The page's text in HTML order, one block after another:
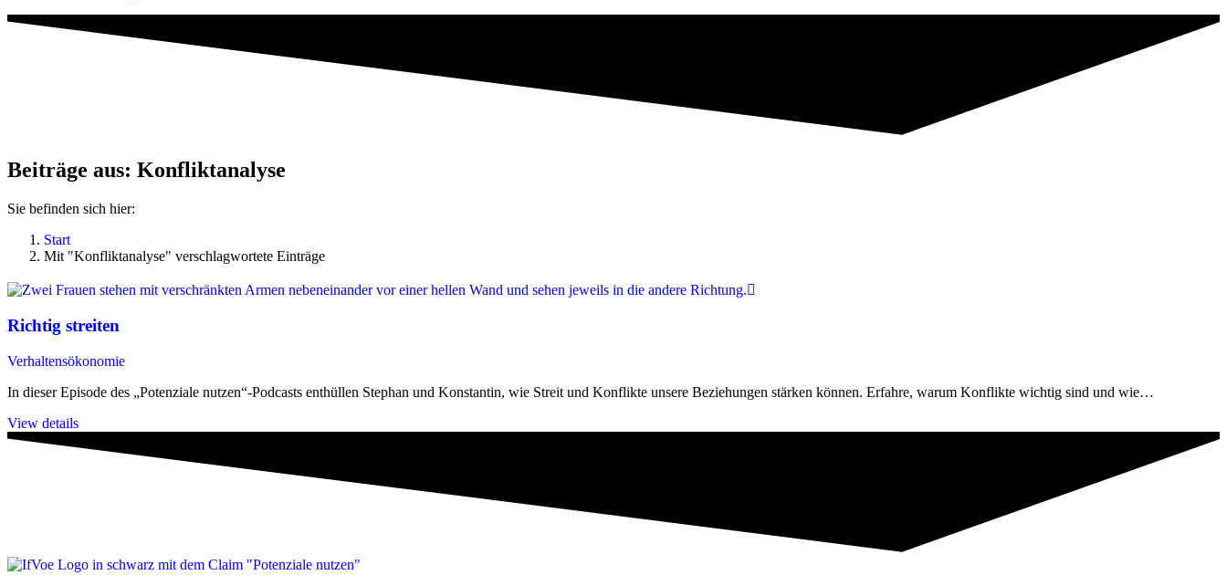
Beiträge aus: Konfliktanalyse
Sie befinden sich hier:
Start
Mit "Konfliktanalyse" verschlagwortete Einträge
Richtig streiten
Verhaltensökonomie
In dieser Episode des „Potenziale nutzen“-Podcasts enthüllen Stephan und Konstantin, wie Streit und Konflikte unsere Beziehungen stärken können. Erfahre, warum Konflikte wichtig sind und wie…
View details